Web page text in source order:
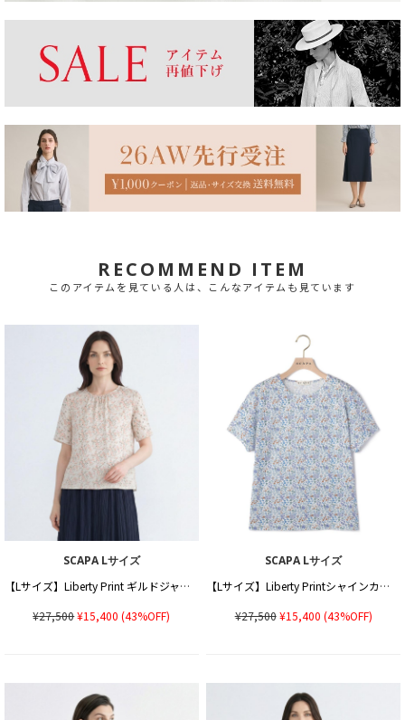
RECOMMEND ITEM
このアイテムを見ている人は、こんなアイテムも見ています
SCAPA Lサイズ
【Lサイズ】Liberty Print ギルドジャージシャーリングカットソー
¥27,500¥15,400 (43%OFF)
SCAPA Lサイズ
【Lサイズ】Liberty Printシャインカットソー
¥27,500¥15,400 (43%OFF)